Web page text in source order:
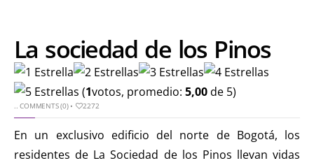
La sociedad de los Pinos
(1votos, promedio: 5,00de 5)
..COMMENTS (0)• 2272
En un exclusivo edificio del norte de Bogotá, los
residentes de La Sociedad de los Pinos llevan vidas